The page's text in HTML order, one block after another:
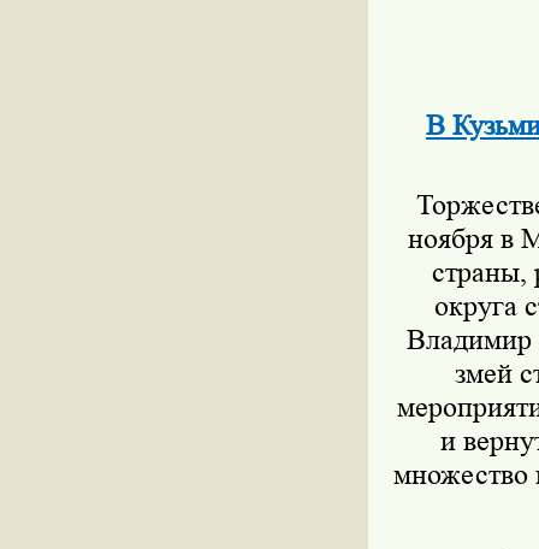
В
ноября в
страны,
округа
Владимир
змей
и
множество